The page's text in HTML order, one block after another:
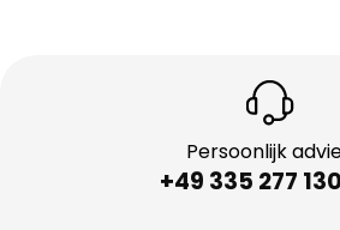
Persoonlijk
+49 335 277